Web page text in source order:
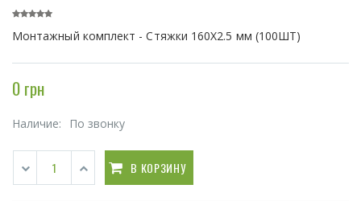
Монтажный комплект - Стяжки 160Х2.5 мм (100ШТ)
0 грн
Наличие: По звонку
В КОРЗИНУ